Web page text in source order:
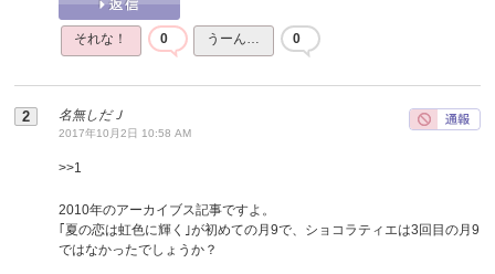
それな！ 0 うーん… 0
名無しだＪ
2017年10月2日 10:58 AM
>>1
2010年のアーカイブス記事ですよ。
｢夏の恋は虹色に輝く｣が初めての月9で、ショコラティエは3回目の月9
ではなかったでしょうか？